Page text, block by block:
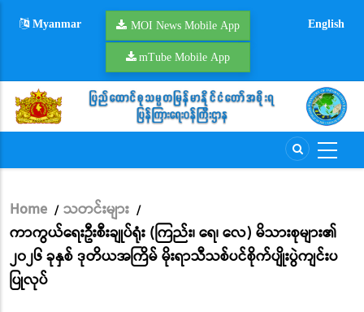
Myanmar MOI News Mobile App
mTube Mobile App
English
Breadcrumb
Home / သတင်းများ /
ကာကွယ်ရေးဦးစီးချုပ်ရုံး (ကြည်း၊ ရေ၊ လေ) မိသားစုများ၏
၂၀၂၆ ခုနှစ် ဒုတိယအကြိမ် မိုးရာသီသစ်ပင်စိုက်ပျိုးပွဲကျင်းပ
ပြုလုပ်